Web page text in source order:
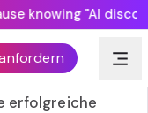
knowing "AI
erfolgreiche